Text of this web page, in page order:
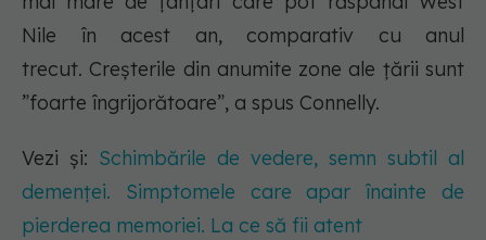
Nile în acest an, comparativ cu anul
trecut. Creșterile din anumite zone ale țării sunt
”foarte îngrijorătoare”, a spus Connelly.
Vezi și: Schimbările de vedere, semn subtil al
demenței. Simptomele care apar înainte de
pierderea memoriei. La ce să fii atent